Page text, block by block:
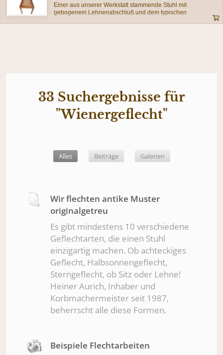
Einer aus unserer Werkstatt stammende Stuhl mit
gebogenem Lehnenabschluß und dem typischen
33 Suchergebnisse für
"Wienergeflecht"
Alles
Alles Beiträge Galerien
Wir flechten antike Muster
originalgetreu
Es gibt mindestens 10 verschiedene
Geflechtarten, die einen Stuhl
einzigartig machen. Ob achteckiges
Geflecht, Halbsonnengeflecht,
Sterngeflecht, ob Sitz oder Lehne!
Heiner Aurich, Inhaber und
Korbmachermeister seit 1987,
beherrscht alle diese Formen.
Beispiele Flechtarbeiten